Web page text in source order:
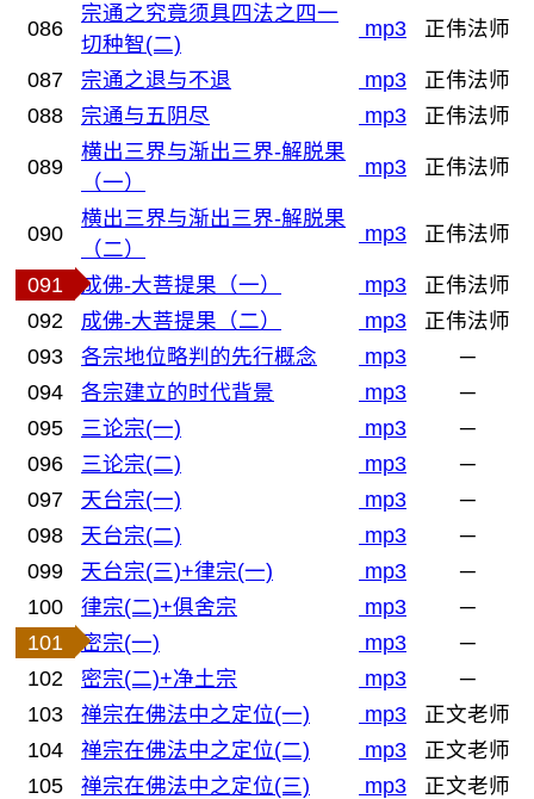
086
宗通之究竟须具四法之四一
切种智(二)
mp3 正伟法师
087 宗通之退与不退 mp3
正伟法师
088
宗通与五阴尽 mp3 正伟法师
089
横出三界与渐出三界-解脱果
（一）
mp3 正伟法师
090
横出三界与渐出三界-解脱果
（二）
mp3 正伟法师
091 成佛-大菩提果（一） mp3
正伟法师
092
成佛-大菩提果（二） mp3
正伟法师
093
各宗地位略判的先行概念 mp3
─
094
各宗建立的时代背景 mp3
─
095
三论宗(一) mp3
─
096
三论宗(二) mp3
─
097
天台宗(一) mp3
─
098
天台宗(二) mp3
─
099
天台宗(三)+律宗(一) mp3
─
100
律宗(二)+俱舍宗 mp3
─
101
密宗(一) mp3
─
102
密宗(二)+净土宗 mp3
─
103
禅宗在佛法中之定位(一) mp3
正文老师
104
禅宗在佛法中之定位(二) mp3
正文老师
105
禅宗在佛法中之定位(三) mp3
正文老师